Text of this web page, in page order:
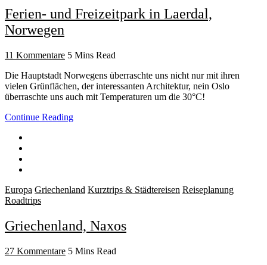
Ferien- und Freizeitpark in Laerdal,
Norwegen
11 Kommentare 5 Mins Read
Die Hauptstadt Norwegens überraschte uns nicht nur mit ihren
vielen Grünflächen, der interessanten Architektur, nein Oslo
überraschte uns auch mit Temperaturen um die 30°C!
Continue Reading
Europa Griechenland Kurztrips & Städtereisen Reiseplanung
Roadtrips
Griechenland, Naxos
27 Kommentare 5 Mins Read